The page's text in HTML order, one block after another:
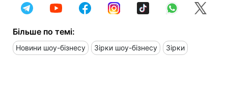
Більше по темі:
Новини шоу-бізнесу Зірки шоу-бізнесу Зірки